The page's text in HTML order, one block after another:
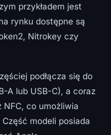
przykładem jest
rynku dostępne są
Nitrokey czy
podłącza się do
A lub USB-C), a coraz
NFC, co umożliwia
modeli posiada